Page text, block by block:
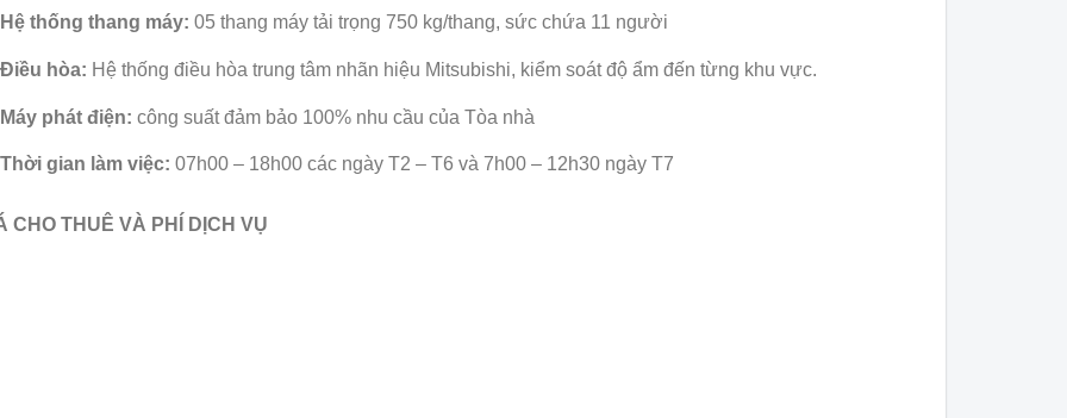
Hệ thống thang máy: 05 thang máy tải trọng 750 kg/thang, sức chứa 11 người
Điều hòa: Hệ thống điều hòa trung tâm nhãn hiệu Mitsubishi, kiểm soát độ ẩm đến từng khu vực.
Máy phát điện: công suất đảm bảo 100% nhu cầu của Tòa nhà
Thời gian làm việc: 07h00 – 18h00 các ngày T2 – T6 và 7h00 – 12h30 ngày T7
CHO THUÊ VÀ PHÍ DỊCH VỤ